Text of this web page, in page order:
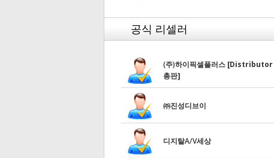
공식 리셀러
(주)하이픽셀플러스 [Distributor
총판]
㈜진성디브이
디지탈A/V세상